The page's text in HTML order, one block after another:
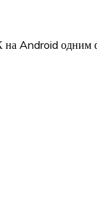
Android одним